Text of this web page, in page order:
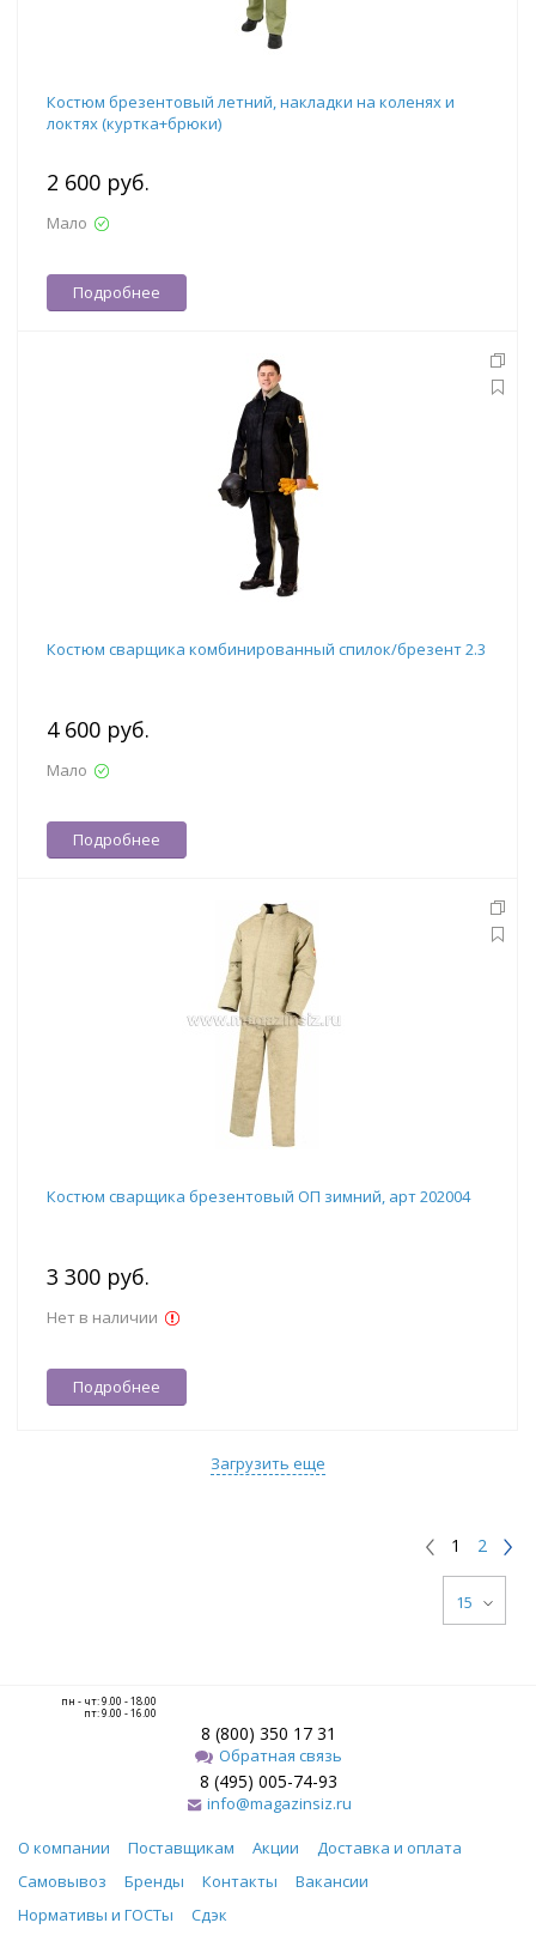
Костюм брезентовый летний, накладки на коленях и
локтях (куртка+брюки)
2 600 руб.
Мало
Подробнее
Костюм сварщика комбинированный спилок/брезент 2.3
4 600 руб.
Мало
Подробнее
Костюм сварщика брезентовый ОП зимний, арт 202004
3 300 руб.
Нет в наличии
Подробнее
Загрузить еще
1 2
15
пн - чт: 9.00 - 18.00
пт: 9.00 - 16.00
8 (800) 350 17 31
Обратная связь
8 (495) 005-74-93
info@magazinsiz.ru
О компании Поставщикам Акции
Доставка и оплата
Самовывоз
Бренды Контакты
Вакансии
Нормативы и ГОСТы
Сдэк